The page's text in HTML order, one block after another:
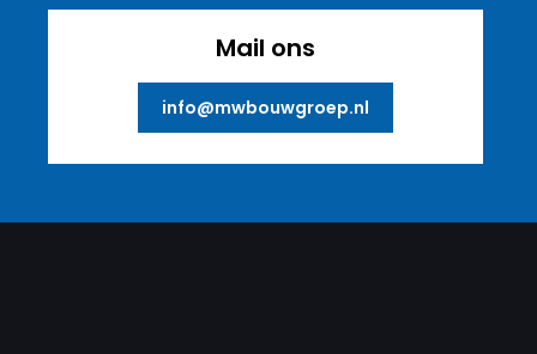
Mail ons
info@mwbouwgroep.nl